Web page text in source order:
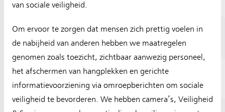
van sociale veiligheid.
Om ervoor te zorgen dat mensen zich prettig voelen in
de nabijheid van anderen hebben we maatregelen
genomen zoals toezicht, zichtbaar aanwezig personeel,
het afschermen van hangplekken en gerichte
informatievoorziening via omroepberichten om sociale
veiligheid te bevorderen. We hebben camera’s, Veiligheid